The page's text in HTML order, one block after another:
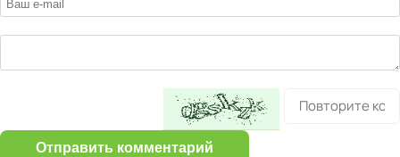
Отправить комментарий